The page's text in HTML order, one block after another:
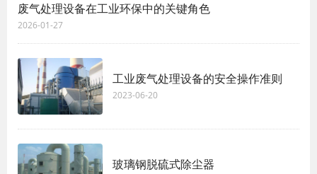
废气处理设备在工业环保中的关键角色
2026-01-27
工业废气处理设备的安全操作准则
2023-06-20
玻璃钢脱硫式除尘器